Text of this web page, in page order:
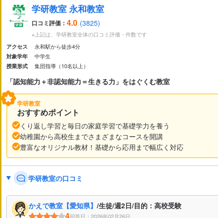
北海道青森県 岩手県 宮城県
新潟県
茨城県
滋賀県
鳥取県島根県岡山県広島県山口県
福岡県佐賀県長崎県熊本県大分県宮崎県
集団指導（10名以上）
家庭教師
オンライン校あり
小学校受験
学校の授業理解のための補足学習
英検対策
数検対策 漢検対策 私大受験対策
国語 英語 理科 社会 算数・数学
返金制度あり
発達障害サポートあり
学研教室 永和教室
口コミ評価： 4.0 (3825)
※上記は、学研教室全体の口コミ評価・件数です
アクセス 永和駅から徒歩4分
対象学年 中学生
授業形式 集団指導（10名以上）
「認知能力＋非認知能力＝生きる力」をはぐくむ教室
学研教室
おすすめポイント
くり返し学習と毎日の家庭学習で基礎学力を養う
幼稚園から高校生までさまざまなコースを開講
豊富なオリジナル教材！基礎から応用まで幅広く対応
学研教室の口コミ
かえで教室【愛知県】 /生徒/週2日/目的：高校受験
回答日：2026年02月26日